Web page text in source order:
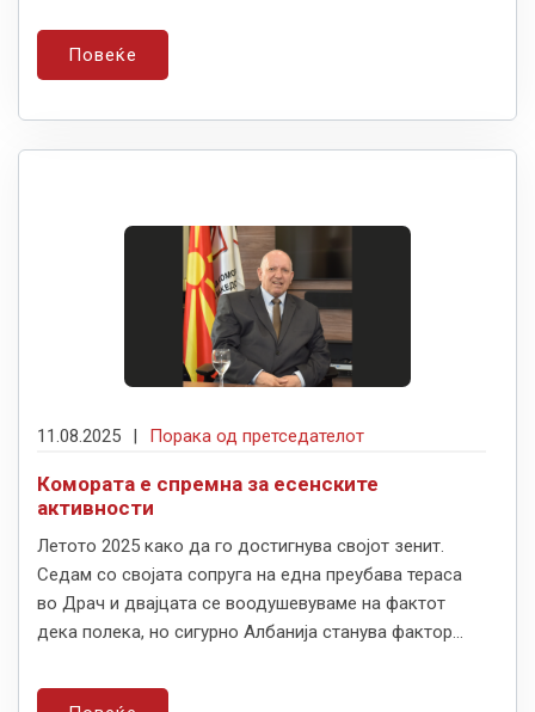
Повеќе
11.08.2025 | Порака од претседателот
Комората е спремна за есенските
активности
Летото 2025 како да го достигнува својот зенит.
Седам со својата сопруга на една преубава тераса
во Драч и двајцата се воодушевуваме на фактот
дека полека, но сигурно Албанија станува фактор...